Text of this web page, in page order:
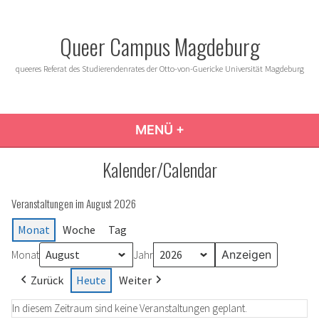
Queer Campus Magdeburg
queeres Referat des Studierendenrates der Otto-von-Guericke Universität Magdeburg
MENÜ +
Kalender/Calendar
Veranstaltungen im August 2026
Monat Woche Tag
Monat Jahr
Zurück Heute Weiter
In diesem Zeitraum sind keine Veranstaltungen geplant.